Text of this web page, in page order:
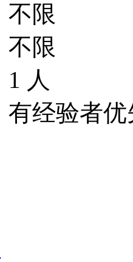
不限
不限
1 人
有经验者优